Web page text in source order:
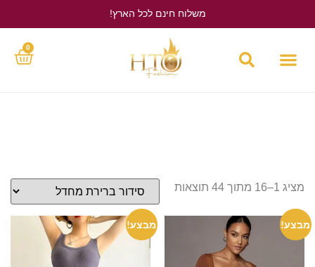
משלוח חינם לכל הארץ!
0
מציג 1–16 מתוך 44 תוצאות
מבצע! מבצע!